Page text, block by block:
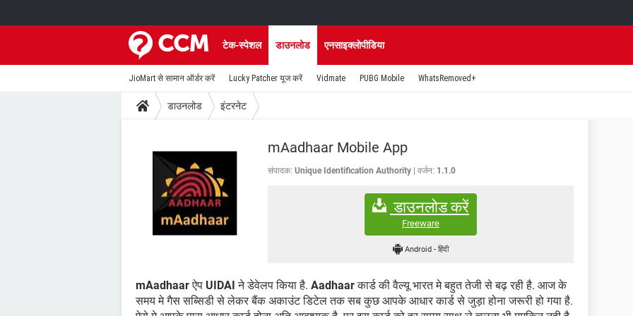
टेक-स्पेशल डाउनलोड एनसाइक्लोपीडिया
JioMart से सामान ऑर्डर करें Lucky Patcher यूज करें Vidmate PUBG Mobile WhatsRemoved+
डाउनलोड इंटरनेट
mAadhaar Mobile App
संपादक: Unique Identification Authority वर्जन: 1.1.0
डाउनलोड करें
Freeware
Android-हिंदी
mAadhaarऐप UIDAI ने डेवेलप किया है. Aadhaarकार्ड की वैल्यू भारत मे बहुत तेजी से बढ़ रही है. आज के
समय मे गैस सब्सिडी से लेकर बैंक अकाउंट डिटेल तक सब कुछ आपके आधार कार्ड से जुड़ा होना जरूरी हो गया है.